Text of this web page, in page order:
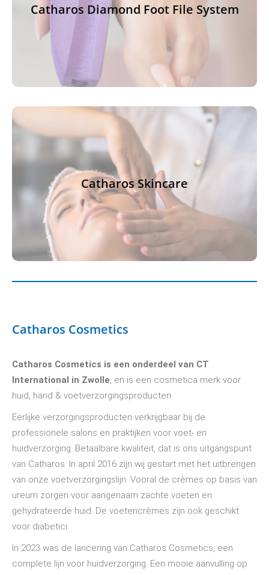
Catharos Diamond Foot File System
Klik hier voor meer informatie
Catharos Skincare
Catharos Skincare
Klik hier voor meer informatie
Catharos Cosmetics
Catharos Cosmetics is een onderdeel van CT
International in Zwolle, en is een cosmetica merk voor
huid, hand & voetverzorgingsproducten.
Eerlijke verzorgingsproducten verkrijgbaar bij de
professionele salons en praktijken voor voet- en
huidverzorging. Betaalbare kwaliteit, dat is ons uitgangspunt
van Catharos. In april 2016 zijn wij gestart met het uitbrengen
van onze voetverzorgingslijn. Vooral de crèmes op basis van
ureum zorgen voor aangenaam zachte voeten en
gehydrateerde huid. De voetencrèmes zijn ook geschikt
voor diabetici.
In 2023 was de lancering van Catharos Cosmetics, een
complete lijn voor huidverzorging. Een mooie aanvulling op